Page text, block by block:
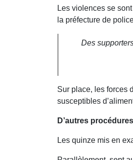
Les violences se
la préfecture de
Des
Sur place, les forces
susceptibles
D’autres
Les quinze mis en